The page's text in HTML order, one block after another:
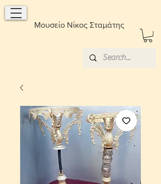
Μουσείο Νίκος Σταμάτης